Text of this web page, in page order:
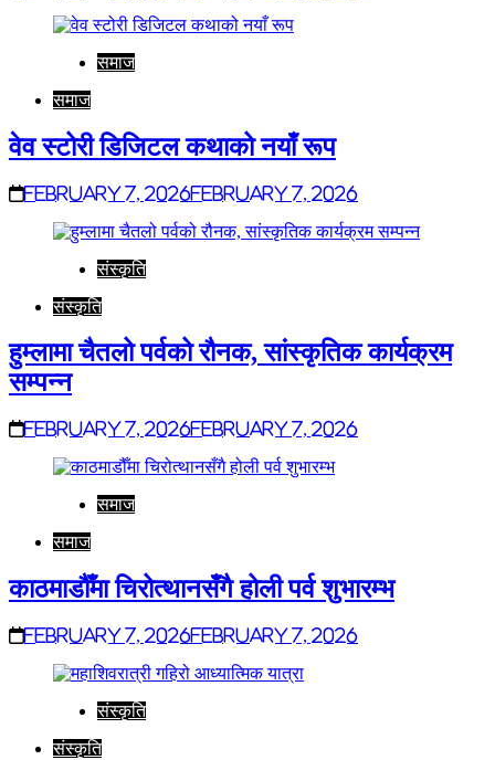
समाज
समाज
वेव स्टोरी डिजिटल कथाको नयाँ रूप
February 7, 2026February 7, 2026
संस्कृति
संस्कृति
हुम्लामा चैतलो पर्वको रौनक, सांस्कृतिक कार्यक्रम
सम्पन्न
February 7, 2026February 7, 2026
समाज
समाज
काठमाडौँमा चिरोत्थानसँगै होली पर्व शुभारम्भ
February 7, 2026February 7, 2026
संस्कृति
संस्कृति